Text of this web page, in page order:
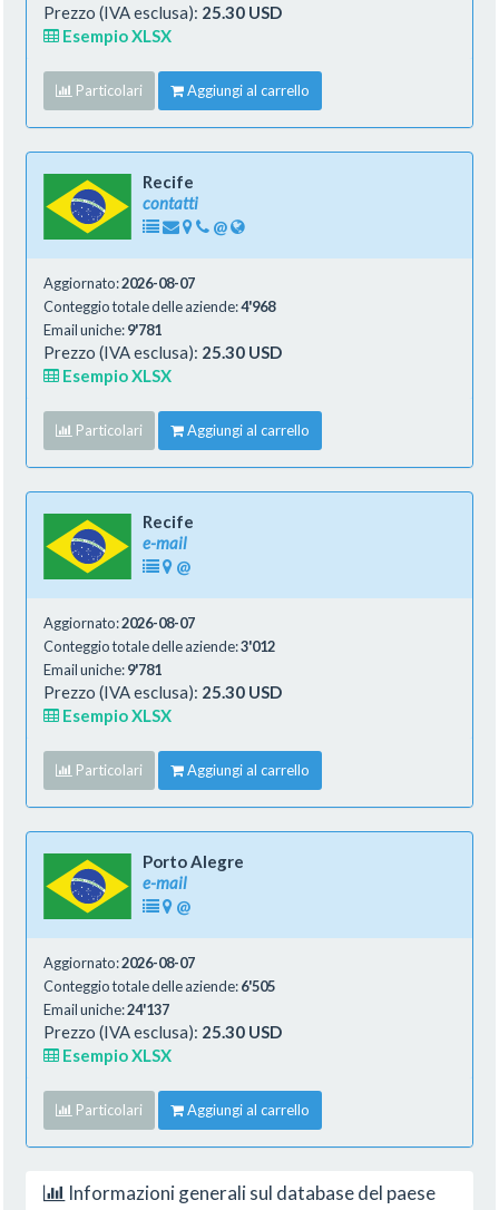
Prezzo (IVA esclusa): 25.30 USD
Esempio XLSX
Particolari Aggiungi al carrello
Recife
contatti
@
Aggiornato:2026-08-07
Conteggio totale delle aziende:4'968
Email uniche:9'781
Prezzo (IVA esclusa): 25.30 USD
Esempio XLSX
Particolari Aggiungi al carrello
Recife
e-mail
@
Aggiornato:2026-08-07
Conteggio totale delle aziende:3'012
Email uniche:9'781
Prezzo (IVA esclusa): 25.30 USD
Esempio XLSX
Particolari Aggiungi al carrello
Porto Alegre
e-mail
@
Aggiornato:2026-08-07
Conteggio totale delle aziende:6'505
Email uniche:24'137
Prezzo (IVA esclusa): 25.30 USD
Esempio XLSX
Particolari Aggiungi al carrello
Informazioni generali sul database del paese